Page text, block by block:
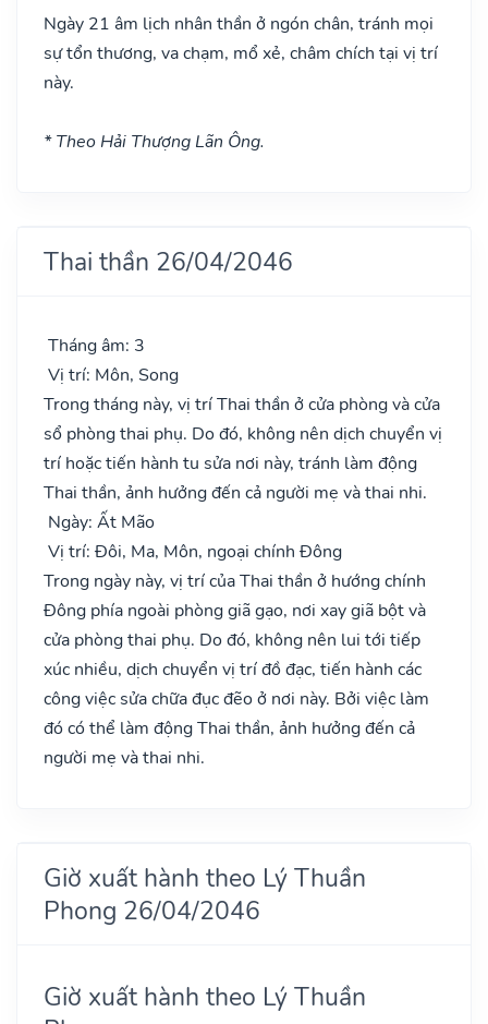
Ngày 21 âm lịch nhân thần ở ngón chân, tránh mọi
sự tổn thương, va chạm, mổ xẻ, châm chích tại vị trí
này.
* Theo Hải Thượng Lãn Ông.
Thai thần 26/04/2046
Tháng âm: 3
Vị trí: Môn, Song
Trong tháng này, vị trí Thai thần ở cửa phòng và cửa
sổ phòng thai phụ. Do đó, không nên dịch chuyển vị
trí hoặc tiến hành tu sửa nơi này, tránh làm động
Thai thần, ảnh hưởng đến cả người mẹ và thai nhi.
Ngày: Ất Mão
Vị trí: Đôi, Ma, Môn, ngoại chính Đông
Trong ngày này, vị trí của Thai thần ở hướng chính
Đông phía ngoài phòng giã gạo, nơi xay giã bột và
cửa phòng thai phụ. Do đó, không nên lui tới tiếp
xúc nhiều, dịch chuyển vị trí đồ đạc, tiến hành các
công việc sửa chữa đục đẽo ở nơi này. Bởi việc làm
đó có thể làm động Thai thần, ảnh hưởng đến cả
người mẹ và thai nhi.
Giờ xuất hành theo Lý Thuần
Phong 26/04/2046
Giờ xuất hành theo Lý Thuần